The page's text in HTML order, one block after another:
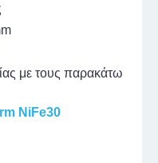
με τους παρακάτω
NiFe30